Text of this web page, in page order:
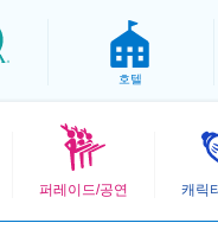
호텔
퍼레이드/공연 캐릭